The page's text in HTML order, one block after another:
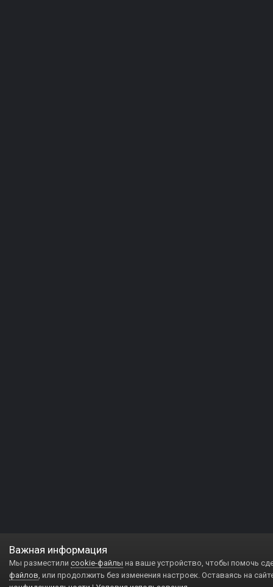
Важная информация
Мы разместили cookie-файлы на ваше устройство, чтобы помочь
файлов, или продолжить без изменения настроек. Оставаясь на